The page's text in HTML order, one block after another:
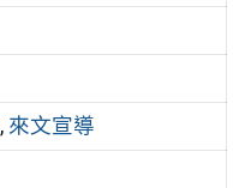
, 來文宣導